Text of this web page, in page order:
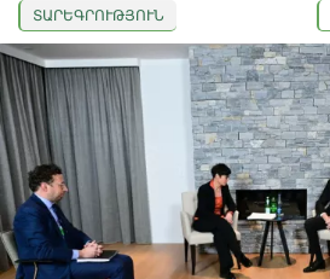
ՏԱՐԵԳՐՈՒԹՅՈՒՆ